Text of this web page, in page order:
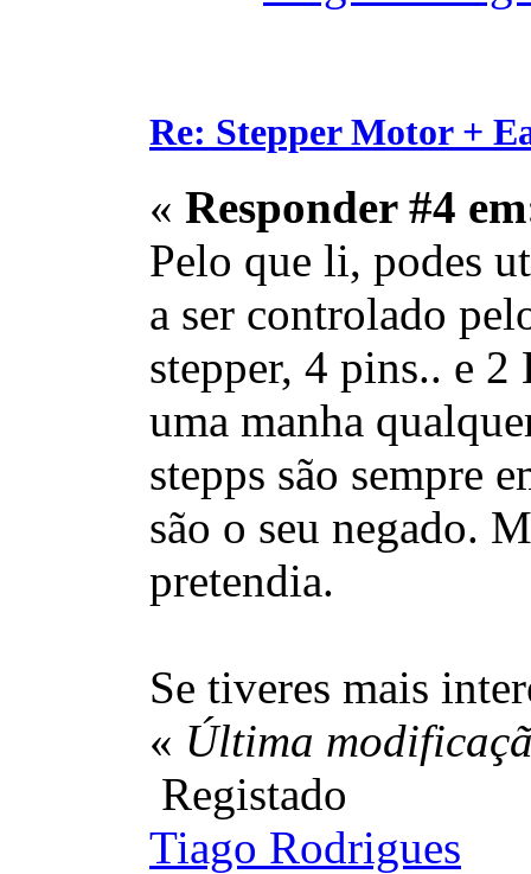
Re: Stepper Motor +
« Responder #4
Pelo que li, podes
a ser controlado
stepper, 4 pins.. e
uma manha
stepps são sempre
são o seu negado.
pretendia.
Se tiveres mais
« Última
Registado
Tiago Rodrigues